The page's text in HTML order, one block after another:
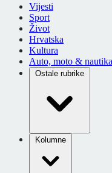
Vijesti
Sport
Život
Hrvatska
Kultura
Auto, moto & nautika
Ostale rubrike
Kolumne